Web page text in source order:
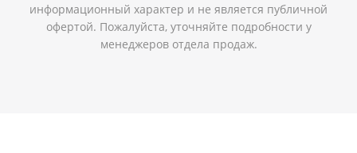
информационный характер и не является публичной
офертой. Пожалуйста, уточняйте подробности у
менеджеров отдела продаж.